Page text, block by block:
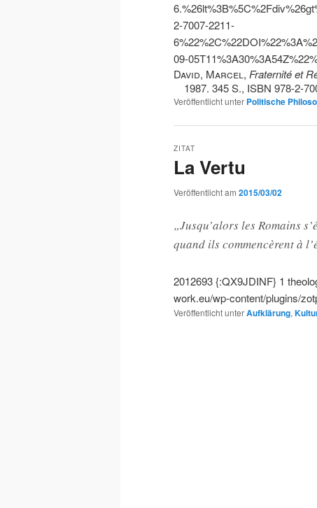
2-7007-2211-
09-
David, Marcel, Fraternité et
1987. 345 S., ISBN 978-2-
Veröffentlicht unter Politische
La Vertu
ZITAT
Veröffentlicht am 2015/03/02
„Jusqu’alors les Romains
quand ils commencèrent à
2012693{:QX9JDINF} 1
work.eu/wp-content/plugins/
Veröffentlicht unterAufklärung,